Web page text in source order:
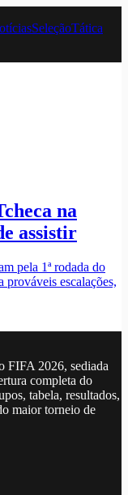
SeleçãoTática
na
assistir
pela 1ª rodada do
escalações,
FIFA 2026, sediada
completa do
tabela, resultados,
maior torneio de